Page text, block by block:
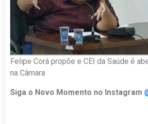
Felipe Corá propõe e CEI da Saúde é
na Câmara
Siga o Novo Momento no Instagram